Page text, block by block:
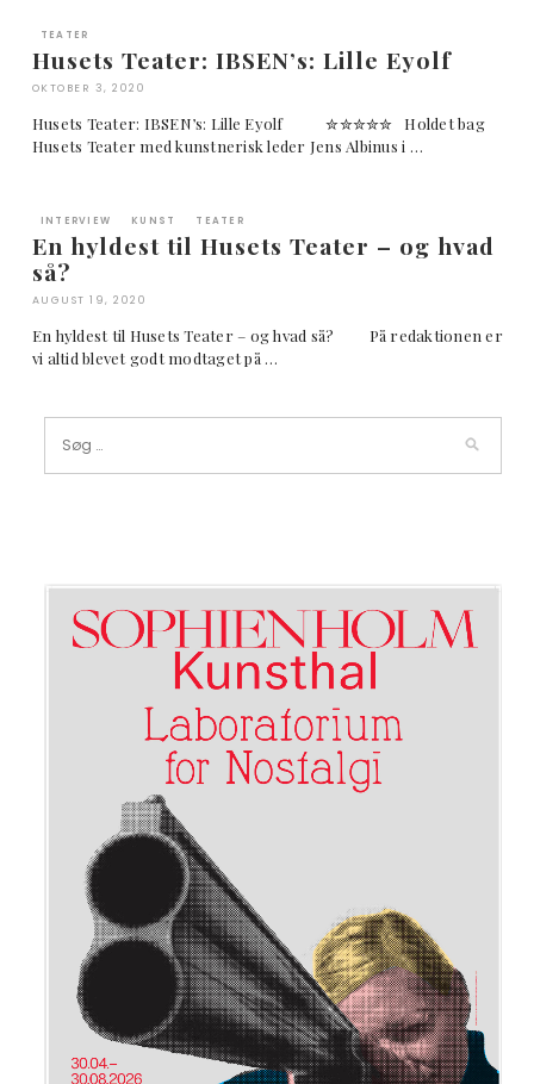
TEATER
Husets Teater: IBSEN’s: Lille Eyolf
OKTOBER 3, 2020
Husets Teater: IBSEN’s: Lille Eyolf ✮✮✮✮✮ Holdet bag
Husets Teater med kunstnerisk leder Jens Albinus i …
INTERVIEW KUNST TEATER
En hyldest til Husets Teater – og hvad
så?
AUGUST 19, 2020
En hyldest til Husets Teater – og hvad så? På redaktionen er
vi altid blevet godt modtaget på …